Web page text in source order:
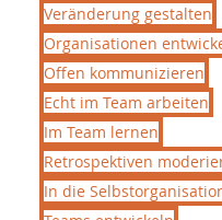
Veränderung gestalten
Organisationen
Offen kommunizieren
Echt im Team arbeiten
Im Team lernen
Retrospektiven
In die